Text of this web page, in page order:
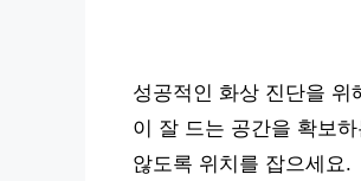
성공적인 화상 진단을
이 잘 드는 공간을 확보
않도록 위치를 잡으세요.